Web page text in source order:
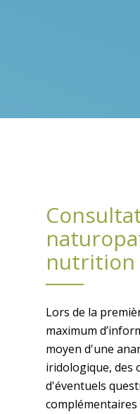
nutrition
Lors de la
maximum
moyen d'une
iridologique, des
d'éventuels